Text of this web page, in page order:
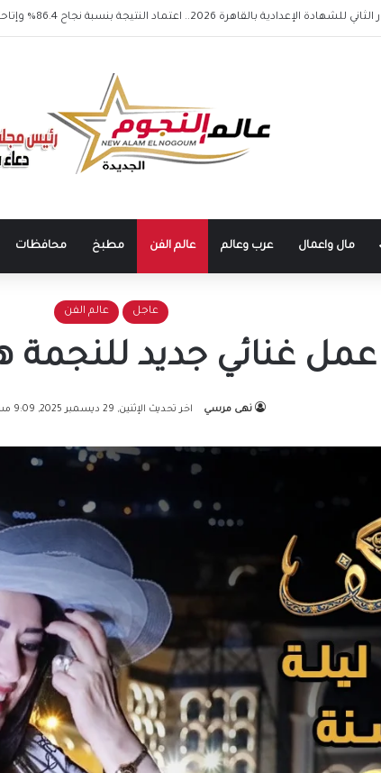
مجلس الوزراء برئاسة مدبولي.. حزمة قرارات جديدة لدعم الصناعة والإسكان
مال واعمال عرب وعالم عالم الفن مطبخ محافظات
عاجل عالم الفن
عمل غنائي جديد
نهى مرسي اخر تحديث الإثنين, 29 ديسمبر 2025, 9:09 مساءً